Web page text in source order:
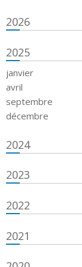
2026
2025
janvier
avril
septembre
décembre
2024
2023
2022
2021